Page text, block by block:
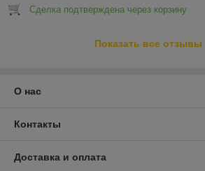
Сделка подтверждена через корзину
Показать все отзывы
О нас
Контакты
Доставка и оплата